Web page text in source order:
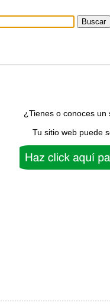
¿Tienes o conoces un
Tu sitio web puede